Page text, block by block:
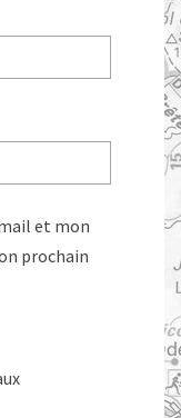
et mon
prochain